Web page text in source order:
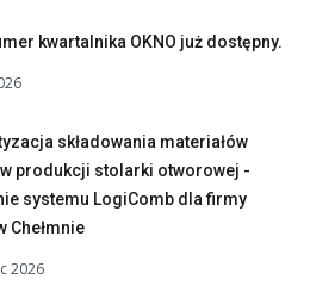
kwartalnika OKNO już dostępny.
składowania materiałów
w produkcji stolarki otworowej -
systemu LogiComb dla firmy
Chełmnie
2026